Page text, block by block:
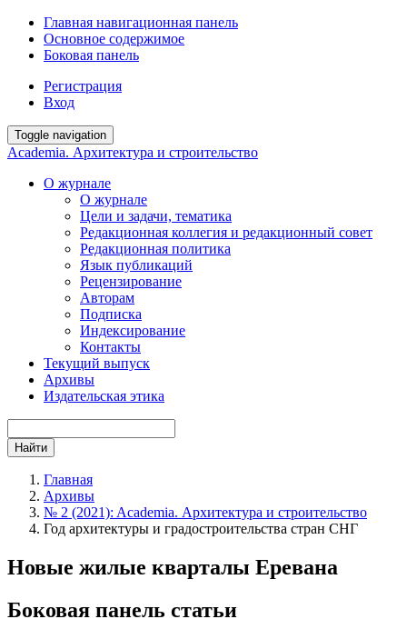
Главная навигационная панель
Основное содержимое
Боковая панель
Регистрация
Вход
Toggle navigation
Academia. Архитектура и строительство
О журнале
О журнале
Цели и задачи, тематика
Редакционная коллегия и редакционный совет
Редакционная политика
Язык публикаций
Рецензирование
Авторам
Подписка
Индексирование
Контакты
Текущий выпуск
Архивы
Издательская этика
Найти
Главная
Архивы
№ 2 (2021): Academia. Архитектура и строительство
Год архитектуры и градостроительства стран СНГ
Новые жилые кварталы Еревана
Боковая панель статьи